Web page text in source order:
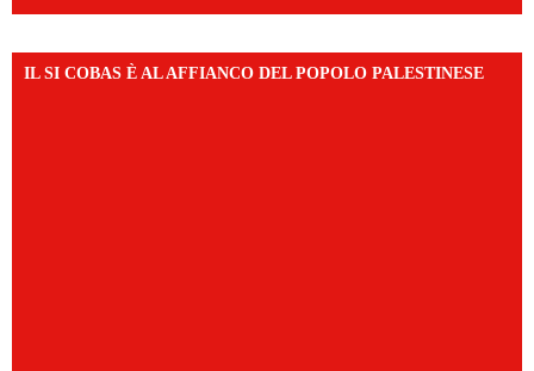
IL SI COBAS È AL AFFIANCO DEL POPOLO PALESTINESE